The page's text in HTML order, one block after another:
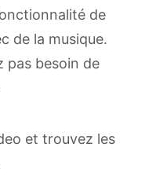
de
de la musique.
pas besoin de
et trouvez les